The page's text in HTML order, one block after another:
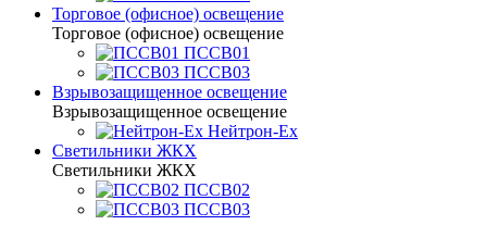
Торговое (офисное) освещение
Торговое (офисное) освещение
ПССВ01
ПССВ03
Взрывозащищенное освещение
Взрывозащищенное освещение
Нейтрон-Ex
Светильники ЖКХ
Светильники ЖКХ
ПССВ02
ПССВ03